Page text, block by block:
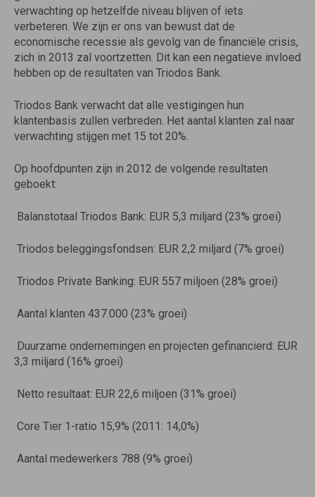
verwachting op hetzelfde niveau blijven of iets
verbeteren. We zijn er ons van bewust dat de
economische recessie als gevolg van de financiële crisis,
zich in 2013 zal voortzetten. Dit kan een negatieve invloed
hebben op de resultaten van Triodos Bank.
Triodos Bank verwacht dat alle vestigingen hun
klantenbasis zullen verbreden. Het aantal klanten zal naar
verwachting stijgen met 15 tot 20%.
Op hoofdpunten zijn in 2012 de volgende resultaten
geboekt:
 Balanstotaal Triodos Bank: EUR 5,3 miljard (23% groei)
 Triodos beleggingsfondsen: EUR 2,2 miljard (7% groei)
 Triodos Private Banking: EUR 557 miljoen (28% groei)
 Aantal klanten 437.000 (23% groei)
 Duurzame ondernemingen en projecten gefinancierd: EUR
3,3 miljard (16% groei)
 Netto resultaat: EUR 22,6 miljoen (31% groei)
 Core Tier 1-ratio 15,9% (2011: 14,0%)
 Aantal medewerkers 788 (9% groei)